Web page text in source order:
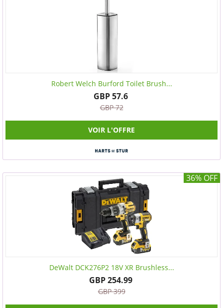
Robert Welch Burford Toilet Brush...
GBP 57.6
GBP 72
VOIR L'OFFRE
36% OFF
DeWalt DCK276P2 18V XR Brushless...
GBP 254.99
GBP 399